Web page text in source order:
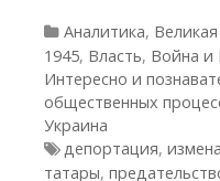
Рубрики
Аналитика,
1945, Власть, Война и
Интересно и
общественных
Украина
Метки
депортация,
татары,